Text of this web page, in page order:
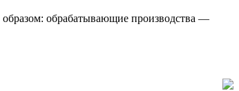
образом: обрабатывающие производства —